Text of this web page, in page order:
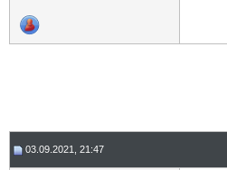
03.09.2021, 21:47